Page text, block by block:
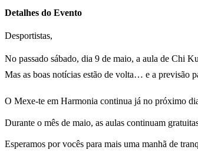
Detalhes do Evento
Desportistas,
No passado sábado, dia 9 de maio, a aula de Chi
Mas as boas notícias estão de volta… e a previsão
O Mexe-te em Harmonia continua já no próximo
Durante o mês de maio, as aulas continuam
Esperamos por vocês para mais uma manhã de